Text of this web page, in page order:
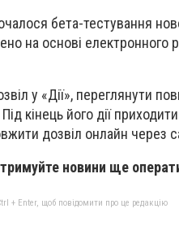
бета-тестування
на основі електронного
у «Дії», переглянути
кінець його дії
дозвіл онлайн через
новини ще
+ Enter, щоб повідомити про це редакцію